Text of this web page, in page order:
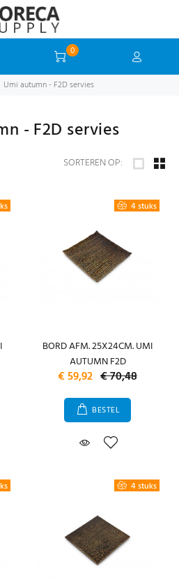
0
Umi autumn - F2D servies
- F2D servies
SORTEREN OP:
4 stuks
BORD AFM. 25X24CM. UMI
AUTUMN F2D
€ 59,92 € 70,48
BESTEL
4 stuks